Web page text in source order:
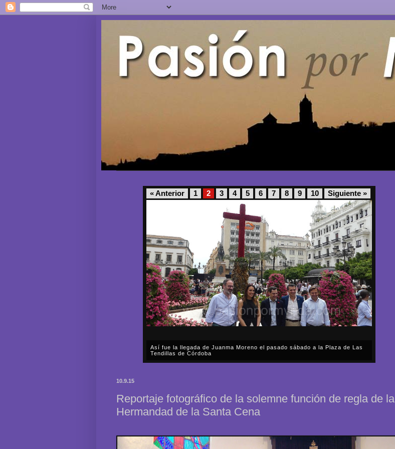
« Anterior 1 2 3 4 5 6 7 8 9 10 Siguiente »
Así fue la llegada de Juanma Moreno el pasado sábado a la Plaza de Las
Tendillas de Córdoba
10.9.15
Reportaje fotográfico de la solemne función de regla de la
Hermandad de la Santa Cena